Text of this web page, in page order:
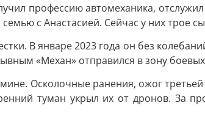
профессию автомеханика,
с Анастасией. Сейчас у них трое
В январе 2023 года он без
«Механ» отправился в зону
Осколочные ранения, ожог
туман укрыл их от дронов. За